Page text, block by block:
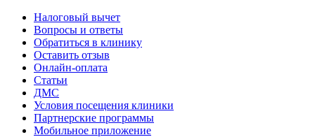
Налоговый вычет
Вопросы и ответы
Обратиться в клинику
Оставить отзыв
Онлайн-оплата
Статьи
ДМС
Условия посещения клиники
Партнерские программы
Мобильное приложение